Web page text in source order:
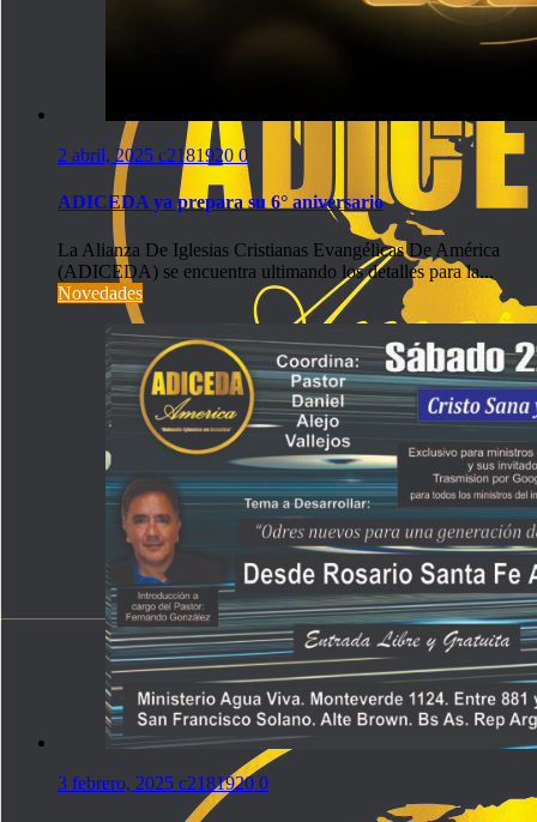
2 abril, 2025 c2181920 0
ADICEDA ya prepara su 6° aniversario
La Alianza De Iglesias Cristianas Evangélicas De América
(ADICEDA) se encuentra ultimando los detalles para la...
Novedades
3 febrero, 2025 c2181920 0